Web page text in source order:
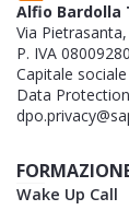
Alfio Bardolla
Via
P. IVA
Capitale
Data
Wake Up Call